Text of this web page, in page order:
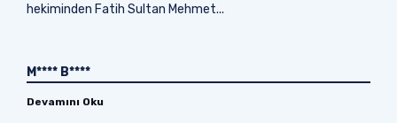
hekiminden Fatih Sultan Mehmet...
M**** B****
Devamını Oku